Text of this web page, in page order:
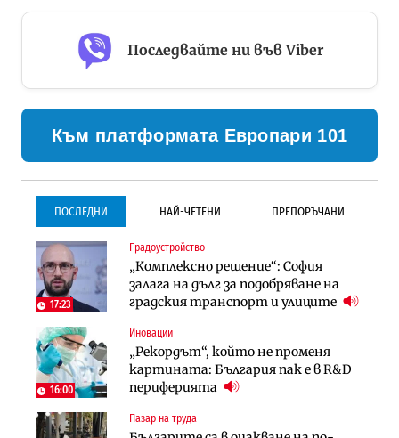
Последвайте ни във Viber
Към платформата Европари 101
ПОСЛЕДНИ НАЙ-ЧЕТЕНИ ПРЕПОРЪЧАНИ
17:23
Градоустройство
„Комплексно решение“: София
залага на дълг за подобряване на
градския транспорт и улиците
16:00
Иновации
„Рекордът“, който не променя
картината: България пак е в R&D
периферията
Пазар на труда
Градоустройство
Столична община избра
изпълнител за преместването на
трамвайното трасе по бул.
Инфраструктура
Проектирането на тунела под
Петрохан ще върви паралелно с
Инфраструктура
Инфраструктура
Проектирането на тунела под
Петрохан ще върви паралелно с
екологичните оценки
Компании
„Хювефарма“ подписа договор за
придобиване на Euroapi Italy
Финанси